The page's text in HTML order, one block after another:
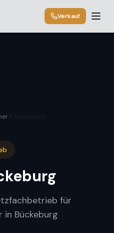
Verkauf
für
in Bückeburg